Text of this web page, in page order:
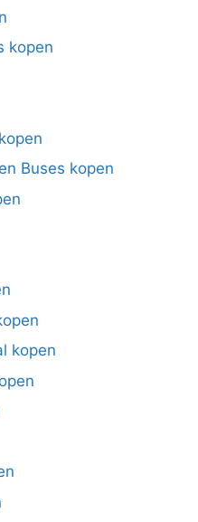
kopen
Buses kopen
kopen